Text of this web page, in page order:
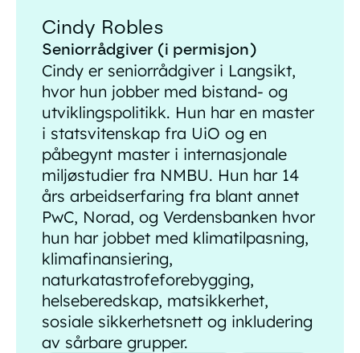
Cindy Robles
Seniorrådgiver (i permisjon)
Cindy er seniorrådgiver i Langsikt,
hvor hun jobber med bistand- og
utviklingspolitikk. Hun har en master
i statsvitenskap fra UiO og en
påbegynt master i internasjonale
miljøstudier fra NMBU. Hun har 14
års arbeidserfaring fra blant annet
PwC, Norad, og Verdensbanken hvor
hun har jobbet med klimatilpasning,
klimafinansiering,
naturkatastrofeforebygging,
helseberedskap, matsikkerhet,
sosiale sikkerhetsnett og inkludering
av sårbare grupper.